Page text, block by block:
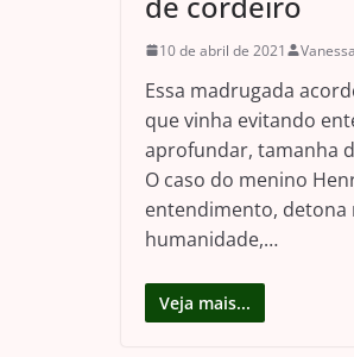
10 de abril de 2021
Essa madrugada
que vinha evitando
aprofundar, tamanha
O caso do menino
entendimento, detona
humanidade,…
Veja mais...